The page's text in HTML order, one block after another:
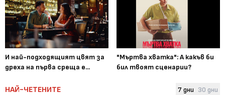
И най-подходящият цвят за
дреха на първа среща е...
"Мъртва хватка": А какъв би
бил твоят сценарии?
НАЙ-ЧЕТЕНИТЕ 7 дни 30 дни